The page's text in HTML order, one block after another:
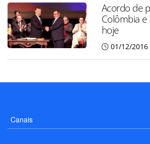
Acordo de
Colômbia
hoje
01/12/2016
Canais